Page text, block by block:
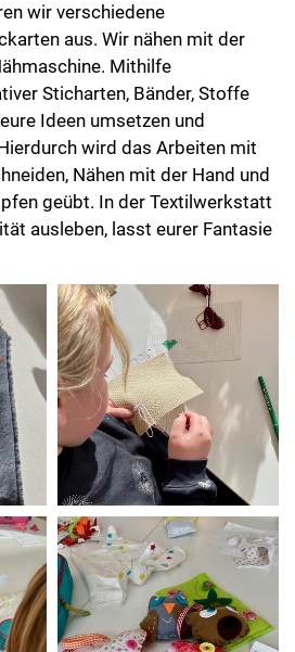
wir verschiedene
aus. Wir nähen mit der
Mithilfe
Sticharten, Bänder, Stoffe
Ideen umsetzen und
wird das Arbeiten mit
Nähen mit der Hand und
geübt. In der Textilwerkstatt
ausleben, lasst eurer Fantasie